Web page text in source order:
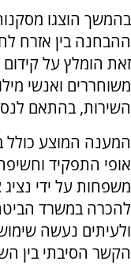
בהמשך הוצגו
ההבחנה בין אזרח
זאת הומלץ על
משוחררים ואנשי
השירות, בהתאם
המענה המוצע כולל
אופי התפקיד וחשיפה
משפחות על ידי
להכרה במשרד
ולעיתים נעשה
הקשר הסיבתי בין